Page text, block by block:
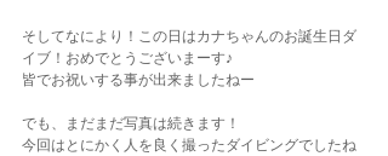
そしてなにより！この日はカナちゃんのお誕生日ダ
イブ！おめでとうございまーす♪
皆でお祝いする事が出来ましたねー
でも、まだまだ写真は続きます！
今回はとにかく人を良く撮ったダイビングでしたね